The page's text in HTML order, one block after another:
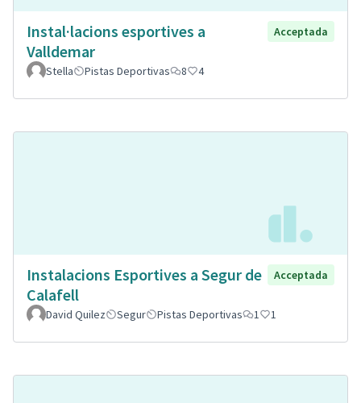
Instal·lacions esportives a
Valldemar
Acceptada
Stella Pistas Deportivas 8 4
Instalacions Esportives a Segur de
Calafell
Acceptada
David Quilez Segur Pistas Deportivas 1 1